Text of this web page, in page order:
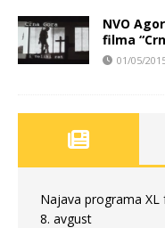
NVO
filma
01/05/
Najava programa XL
8. avgust